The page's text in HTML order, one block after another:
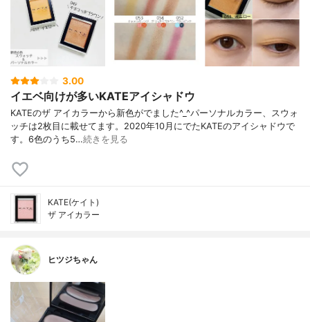
3.00
イエベ向けが多いKATEアイシャドウ
KATEのザ アイカラーから新色がでました^_^パーソナルカラー、スウォ
ッチは2枚目に載せてます。2020年10月にでたKATEのアイシャドウで
す。6色のうち5…続きを見る
KATE(ケイト)
ザ アイカラー
ヒツジちゃん